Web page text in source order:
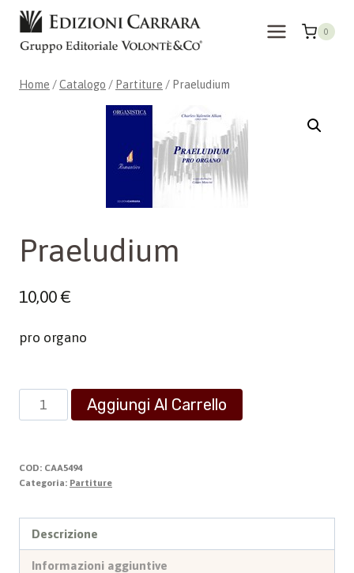
Salta
contenuto
0
Home /Catalogo / Partiture / Praeludium
Praeludium
10,00€
pro organo
Praeludium
quantità
Aggiungi Al Carrello
COD: CAA5494
Categoria: Partiture
Descrizione
Informazioni aggiuntive